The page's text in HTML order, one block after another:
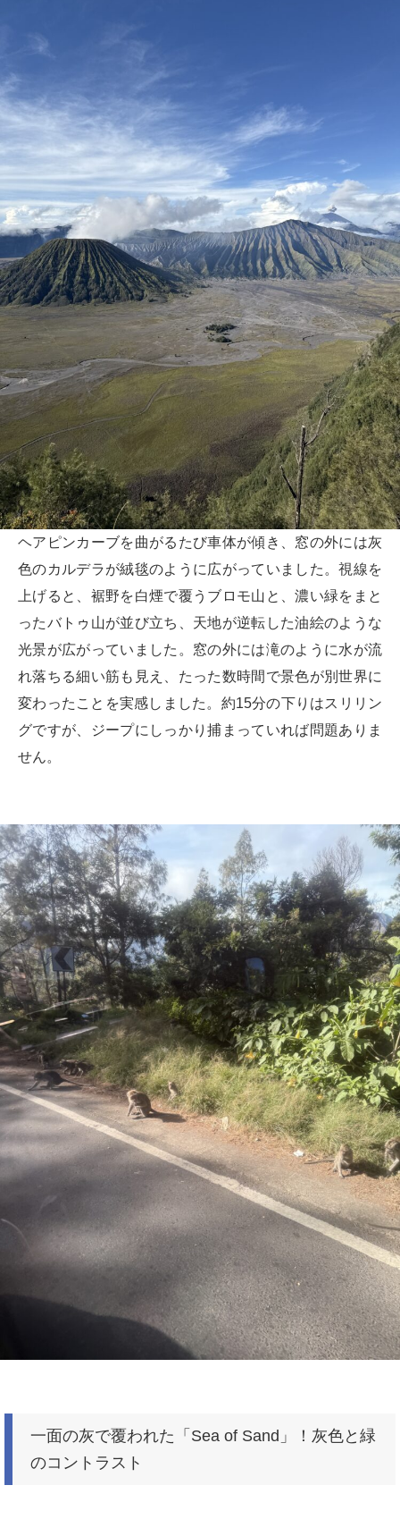
ヘアピンカーブを曲がるたび車体が傾き、窓の外には灰
色のカルデラが絨毯のように広がっていました。視線を
上げると、裾野を白煙で覆うブロモ山と、濃い緑をまと
ったバトゥ山が並び立ち、天地が逆転した油絵のような
光景が広がっていました。窓の外には滝のように水が流
れ落ちる細い筋も見え、たった数時間で景色が別世界に
変わったことを実感しました。約15分の下りはスリリン
グですが、ジープにしっかり捕まっていれば問題ありま
せん。
一面の灰で覆われた「Sea of Sand」！灰色と緑
のコントラスト